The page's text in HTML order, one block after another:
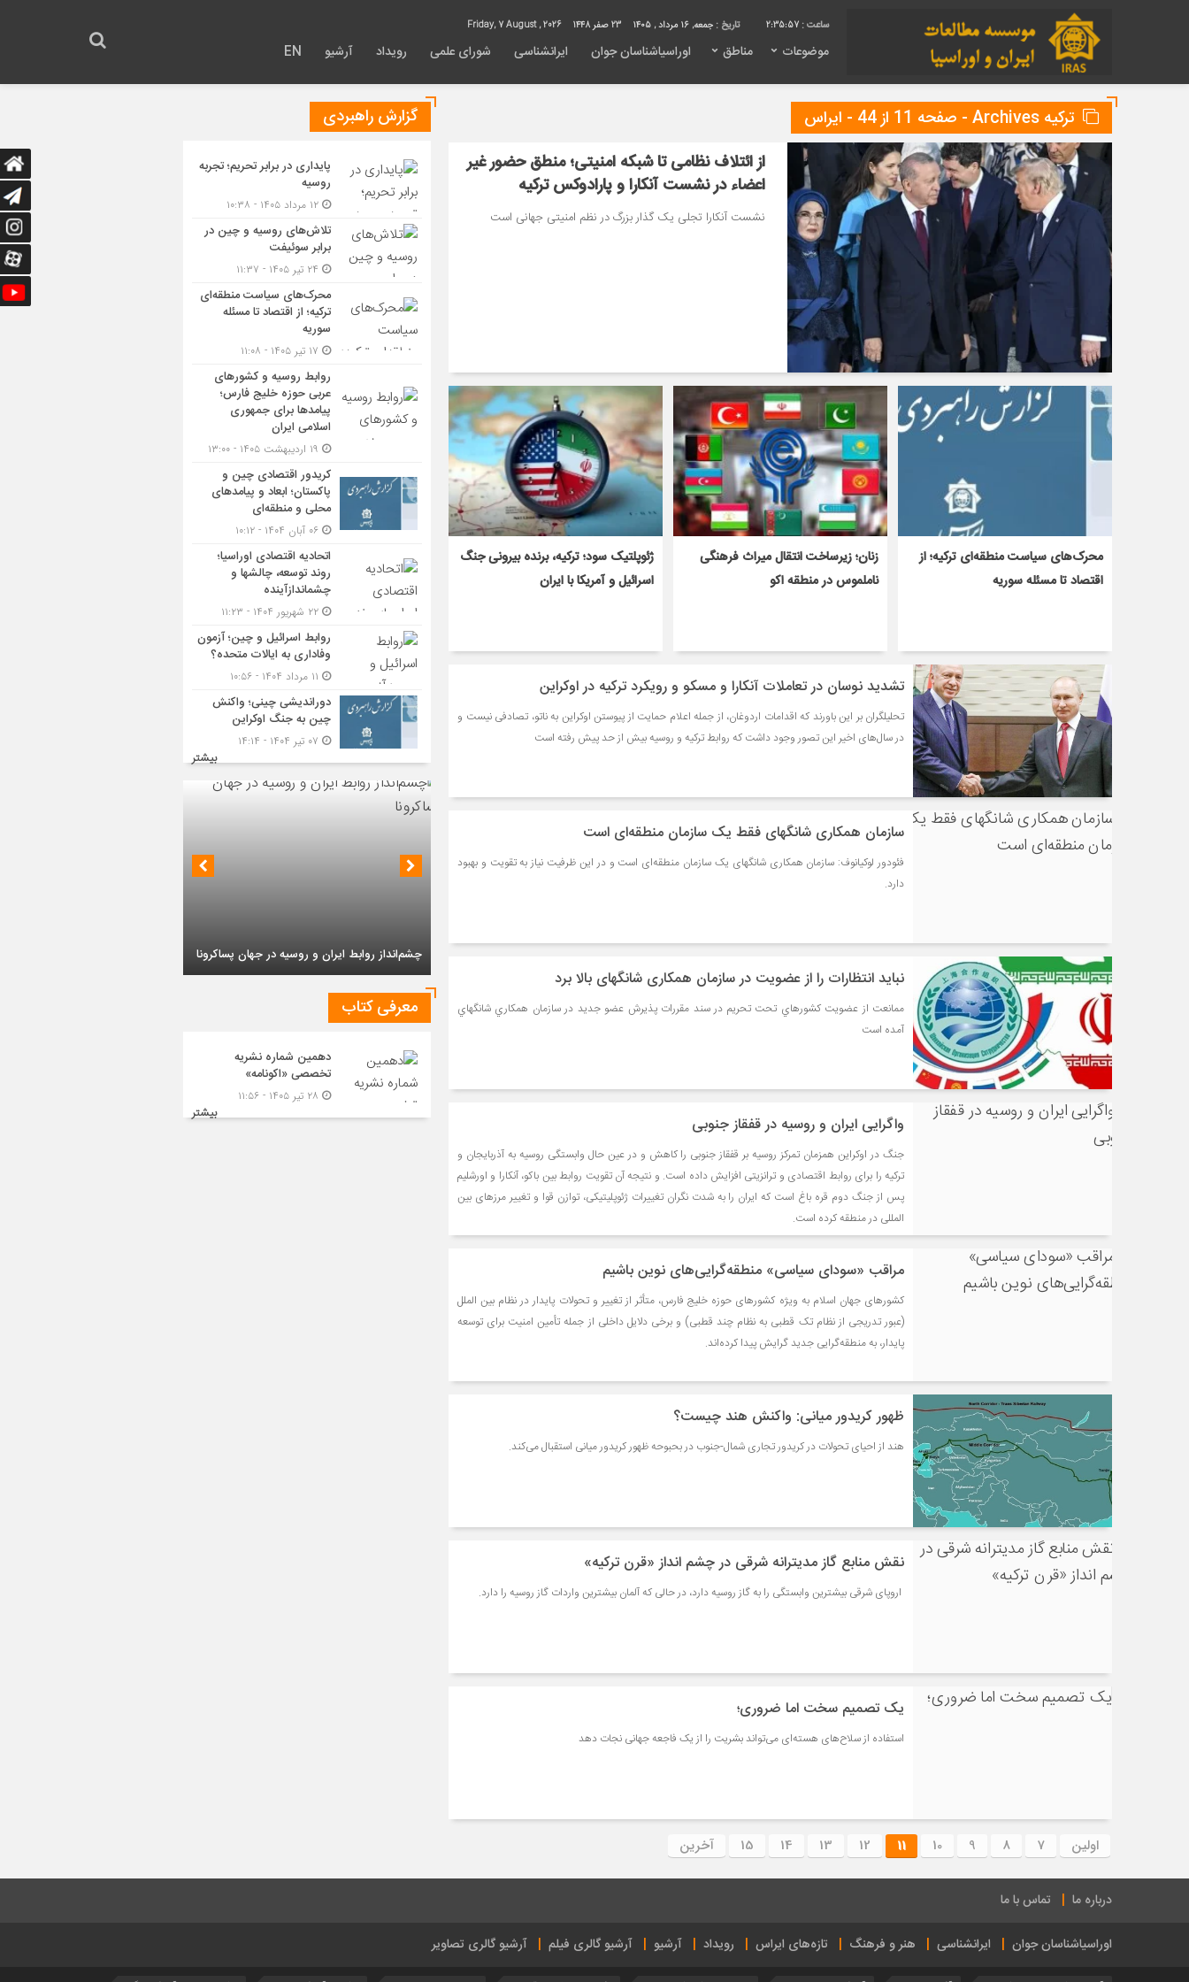
2:35:58 تاریخ : جمعه, ۱۶ مرداد , ۱۴۰۵ 23 صفر 1448
موضوعات مناطق اوراسیاشناسان جوان ایرانشناسی شورای علمی رویداد آرشیو EN
ترکیه Archives - صفحه 11 از 44 - ایراس
از ائتلاف نظامی تا شبکه امنیتی؛ منطق حضور غیر
اعضاء در نشست آنکارا و پارادوکس ترکیه
نشست آنکارا تجلی یک گذار بزرگ در نظم امنیتی جهانی است
محرک‌های سیاست منطقه‌‎ای ترکیه؛ از
اقتصاد تا مسئله سوریه
زنان؛ زیرساخت انتقال میراث فرهنگی
ناملموس در منطقه اکو
ژئوپلتیک سود؛ ترکیه، برنده بیرونی جنگ
اسرائیل و آمریکا با ایران
تشدید نوسان در تعاملات آنکارا و مسکو و رویکرد ترکیه در اوکراین
تحلیلگران بر این باورند که اقدامات اردوغان، از جمله اعلام حمایت از پیوستن اوکراین به ناتو، تصادفی نیست و
در سال‌های اخیر این تصور وجود داشت که روابط ترکیه و روسیه بیش از حد پیش رفته است
سازمان همکاری شانگهای فقط یک سازمان منطقه‌ای است
فئودور لوکیانوف: سازمان همکاری شانگهای یک سازمان منطقه‌ای است و در این ظرفیت نیاز به تقویت و بهبود
دارد.
نباید انتظارات را از عضویت در سازمان همکاری شانگهای بالا برد
ممانعت از عضويت كشورهاي تحت تحريم در سند مقررات پذيرش عضو جديد در سازمان همكاري شانگهاي
آمده است
واگرایی ایران و روسیه در قفقاز جنوبی
جنگ در اوکراین همزمان تمرکز روسیه بر قفقاز جنوبی را کاهش و در عین حال وابستگی روسیه به آذربایجان و
ترکیه را برای روابط اقتصادی و ترانزیتی افزایش داده است. و نتیجه آن تقویت روابط بین باکو، آنکارا و اورشلیم
پس از جنگ دوم قره باغ است که ایران را به شدت نگران تغییرات ژئوپلیتیکی، توازن قوا و تغییر مرزهای بین
المللی در منطقه کرده است.
مراقب «سودای سیاسی» منطقه‌گرایی‌های نوین باشیم
کشورهای جهان اسلام به ویژه کشورهای حوزه خلیج فارس، متأثر از تغییر و تحولات پایدار در نظام بین الملل
(عبور تدریجی از نظام تک قطبی به نظام چند قطبی) و برخی دلایل داخلی از جمله تأمین امنیت برای توسعه
پایدار، به منطقه‌گرایی جدید گرایش پیدا کرده‌اند.
ظهور کریدور میانی: واکنش هند چیست؟
هند از احیای تحولات در کریدور تجاری شمال-جنوب در بحبوحه ظهور کریدور میانی استقبال می‌کند.
نقش منابع گاز مدیترانه شرقی در چشم انداز «قرن ترکیه»
اروپای شرقی بیشترین وابستگی را به گاز روسیه دارد، در حالی که آلمان بیشترین واردات گاز روسیه را دارد.
یک تصمیم سخت اما ضروری؛
استفاده از سلاح‌های هسته‌‌ای می‌تواند بشریت را از یک فاجعه جهانی نجات دهد
اولین 7
8
9
10
11
12
13
14
15 آخرین
گزارش راهبردی
پایداری در برابر تحریم؛ تجربه
روسیه
تلاش‌های روسیه و چین در
برابر سوئیفت
محرک‌های سیاست منطقه‌‎ای
ترکیه؛ از اقتصاد تا مسئله
سوریه
روابط روسیه و کشورهای
عربی حوزه خلیج فارس؛
پیامدها برای جمهوری
اسلامی ایران
کریدور اقتصادی چین و
پاکستان؛ ابعاد و پیامدهای
محلی و منطقه‌ای
اتحادیه اقتصادی اوراسیا؛
روند توسعه، چالشها و
چشماندازآینده
روابط اسرائیل و چین؛ آزمون
وفاداری به ایالات متحده؟
دوراندیشی چینی؛ واکنش
چین به جنگ اوکراین
بیشتر
چشم‌انداز روابط ایران و روسیه در جهان پساکرونا
معرفی کتاب
دهمین شماره نشریه
تخصصی «اکونامه»
بیشتر
درباره ما تماس با ما
اوراسیاشناسان جوان ایرانشناسی هنر و فرهنگ تازه‌های ایراس رویداد آرشیو آرشیو گالری فیلم آرشیو گالری تصاویر